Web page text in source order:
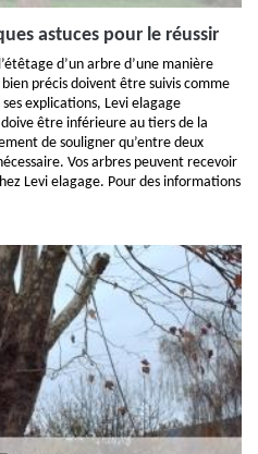
astuces pour le réussir
d’un arbre d’une manière
précis doivent être suivis comme
explications, Levi elagage
être inférieure au tiers de la
de souligner qu’entre deux
Vos arbres peuvent recevoir
Levi elagage. Pour des informations